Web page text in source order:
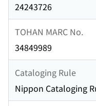
24243726
TOHAN MARC No.
34849989
Cataloging Rule
Nippon Cataloging